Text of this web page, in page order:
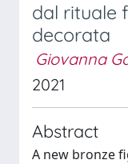
dal rituale
decorata
Giovanna
2021
Abstract
A new bronze